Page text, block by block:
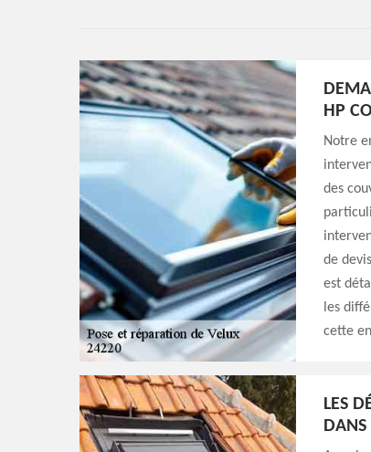
HP
Notre
des
de
est
les
cette
LES
DANS